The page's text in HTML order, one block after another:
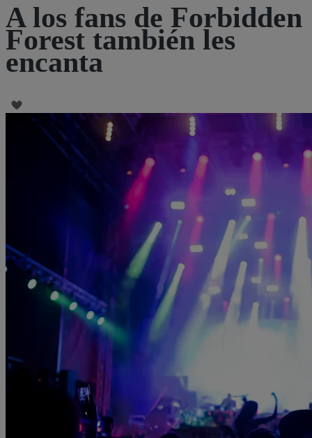
A los fans de Forbidden
Forest también les
encanta